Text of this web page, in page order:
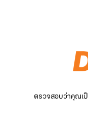
ตรวจสอบว่าคุณเ